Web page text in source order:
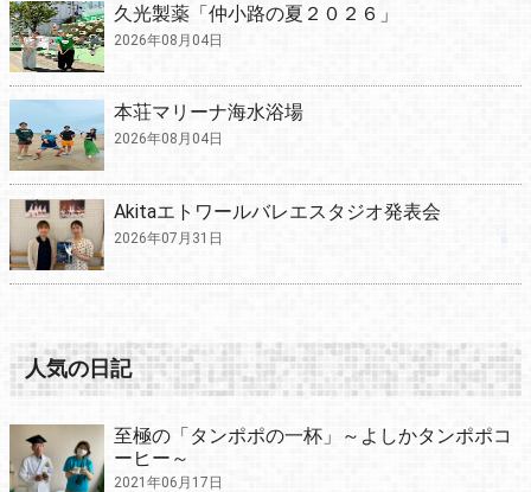
久光製薬「仲小路の夏２０２６」
2026年08月04日
本荘マリーナ海水浴場
2026年08月04日
Akitaエトワールバレエスタジオ発表会
2026年07月31日
人気の日記
至極の「タンポポの一杯」～よしかタンポポコ
ーヒー～
2021年06月17日